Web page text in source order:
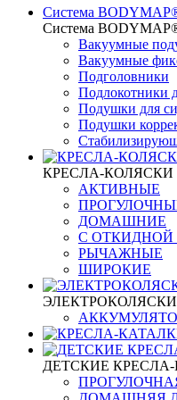
Система
Система
Вакуумные
Вакуумные
Подголовники
Подлокотники
Подушки для
Подушки
КРЕСЛА-КОЛЯСКИ
АКТИВНЫЕ
ДОМАШНИЕ
С
РЫЧАЖНЫЕ
ШИРОКИЕ
ЭЛЕКТРОКОЛЯСКИ
ДЕТСКИЕ